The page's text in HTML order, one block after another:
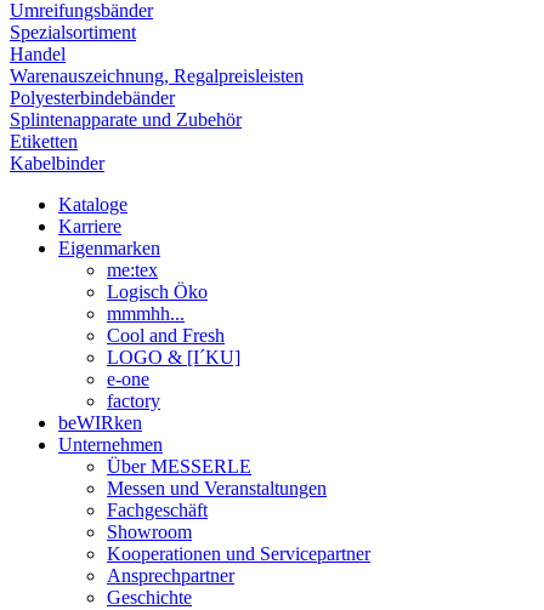
Umreifungsbänder
Spezialsortiment
Handel
Warenauszeichnung, Regalpreisleisten
Polyesterbindebänder
Splintenapparate und Zubehör
Etiketten
Kabelbinder
Kataloge
Karriere
Eigenmarken
me:tex
Logisch Öko
mmmhh...
Cool and Fresh
LOGO & [I´KU]
e-one
factory
beWIRken
Unternehmen
Über MESSERLE
Messen und Veranstaltungen
Fachgeschäft
Showroom
Kooperationen und Servicepartner
Ansprechpartner
Geschichte